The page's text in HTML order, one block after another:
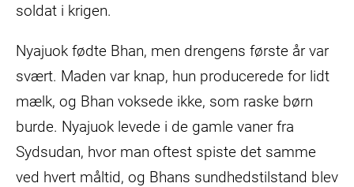
soldat i krigen.
Nyajuok fødte Bhan, men drengens første år var
svært. Maden var knap, hun producerede for lidt
mælk, og Bhan voksede ikke, som raske børn
burde. Nyajuok levede i de gamle vaner fra
Sydsudan, hvor man oftest spiste det samme
ved hvert måltid, og Bhans sundhedstilstand blev